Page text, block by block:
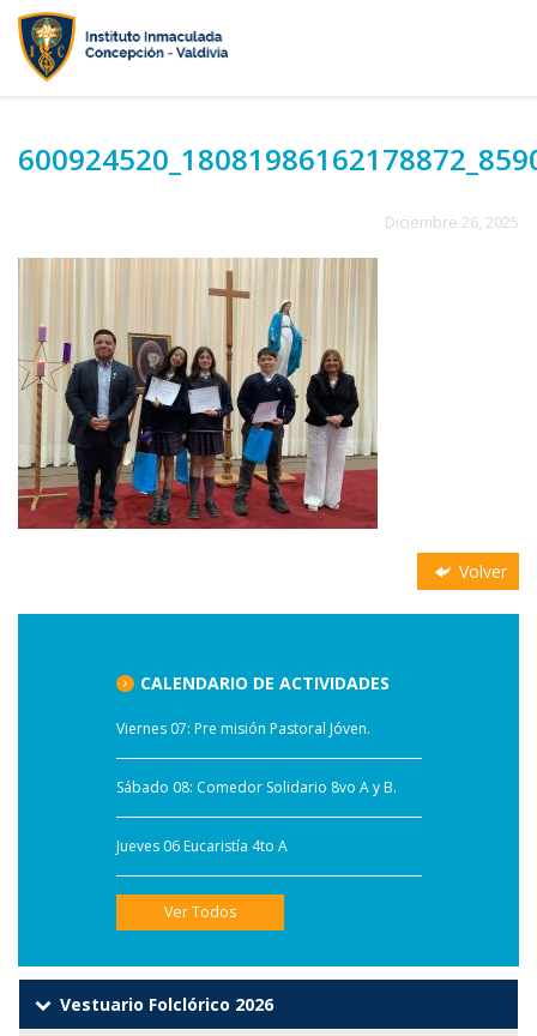
Diciembre 26, 2025
Volver
CALENDARIO DE ACTIVIDADES
Viernes 07: Pre misión Pastoral Jóven.
Sábado 08: Comedor Solidario 8vo A y B.
Jueves 06 Eucaristía 4to A
Ver Todos
Vestuario Folclórico 2026